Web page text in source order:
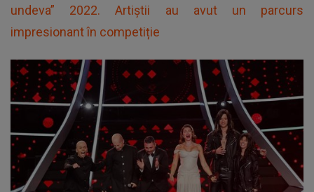
undeva” 2022. Artiștii au avut un parcurs
impresionant în competiție